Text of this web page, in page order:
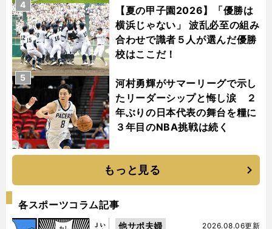
【夏の甲子園2026】「優勝は
横浜じゃない」 波乱必至の組み
合わせで識者５人が選んだ優勝
校はここだ！
4
河村勇輝がサマーリーグで示し
たリーダーシップと悔し涙 ２
年ぶりの日本代表の舞台を糧に
３年目のNBA挑戦は続く
5
もっと見る
各スポーツコラム記事
2026.08.06更新
他サポ夫婦